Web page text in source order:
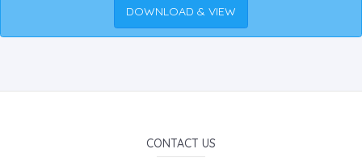
DOWNLOAD & VIEW
CONTACT US